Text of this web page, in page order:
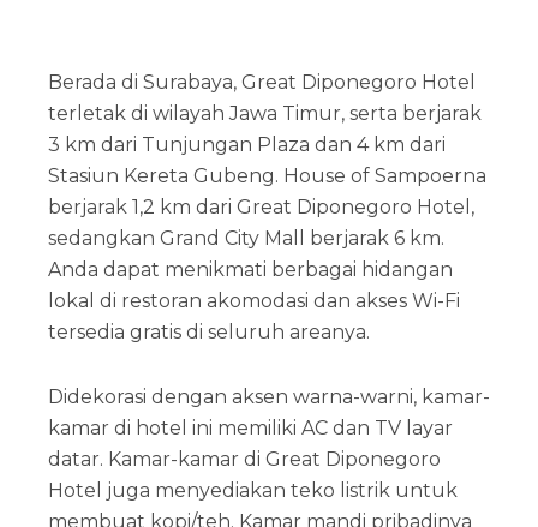
Berada di Surabaya, Great Diponegoro Hotel
terletak di wilayah Jawa Timur, serta berjarak
3 km dari Tunjungan Plaza dan 4 km dari
Stasiun Kereta Gubeng. House of Sampoerna
berjarak 1,2 km dari Great Diponegoro Hotel,
sedangkan Grand City Mall berjarak 6 km.
Anda dapat menikmati berbagai hidangan
lokal di restoran akomodasi dan akses Wi-Fi
tersedia gratis di seluruh areanya.
Didekorasi dengan aksen warna-warni, kamar-
kamar di hotel ini memiliki AC dan TV layar
datar. Kamar-kamar di Great Diponegoro
Hotel juga menyediakan teko listrik untuk
membuat kopi/teh. Kamar mandi pribadinya